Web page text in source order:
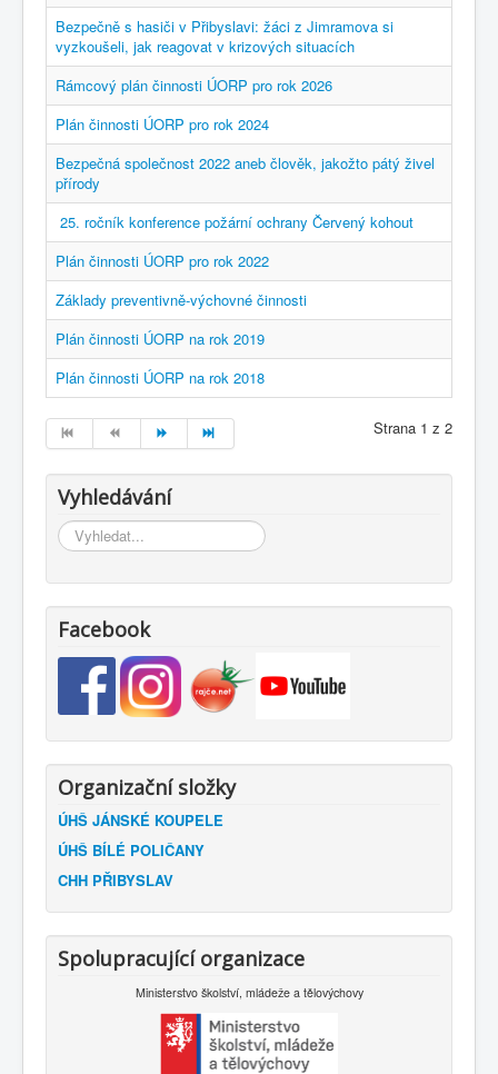
Bezpečně s hasiči v Přibyslavi: žáci z Jimramova si
vyzkoušeli, jak reagovat v krizových situacích
Rámcový plán činnosti ÚORP pro rok 2026
Plán činnosti ÚORP pro rok 2024
Bezpečná společnost 2022 aneb člověk, jakožto pátý živel
přírody
25. ročník konference požární ochrany Červený kohout
Plán činnosti ÚORP pro rok 2022
Základy preventivně-výchovné činnosti
Plán činnosti ÚORP na rok 2019
Plán činnosti ÚORP na rok 2018
Strana 1 z 2
Vyhledávání
Vyhledávání...
Facebook
Organizační složky
ÚHŠ JÁNSKÉ KOUPELE
ÚHŠ BÍLÉ POLIČANY
CHH PŘIBYSLAV
Spolupracující organizace
Ministerstvo školství, mládeže a tělovýchovy